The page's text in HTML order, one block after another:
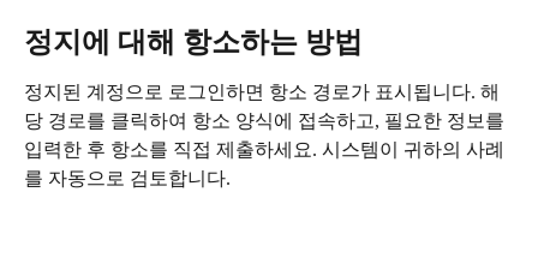
정지에 대해 항소하는 방법
정지된 계정으로 로그인하면 항소 경로가 표시됩니다. 해
당 경로를 클릭하여 항소 양식에 접속하고, 필요한 정보를
입력한 후 항소를 직접 제출하세요. 시스템이 귀하의 사례
를 자동으로 검토합니다.